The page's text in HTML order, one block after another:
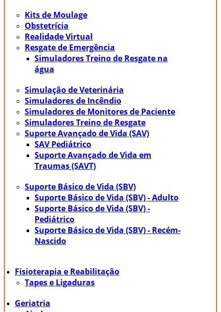
Kits de Moulage
Obstetrícia
Realidade Virtual
Resgate de Emergência
Simuladores Treino de Resgate na
água
Simulação de Veterinária
Simuladores de Incêndio
Simuladores de Monitores de Paciente
Simuladores Treino de Resgate
Suporte Avançado de Vida (SAV)
SAV Pediátrico
Suporte Avançado de Vida em
Traumas (SAVT)
Suporte Básico de Vida (SBV)
Suporte Básico de Vida (SBV) - Adulto
Suporte Básico de Vida (SBV) -
Pediátrico
Suporte Básico de Vida (SBV) - Recém-
Nascido
Fisioterapia e Reabilitação
Tapes e Ligaduras
Geriatria